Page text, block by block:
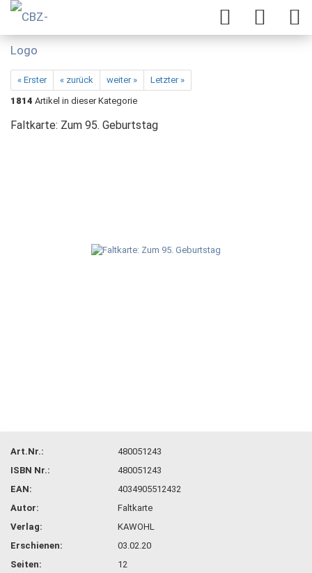
« Erster « zurück weiter »
Letzter »
1814 Artikel in dieser Kategorie
Faltkarte: Zum 95. Geburtstag
Art.Nr.:
480051243
ISBN Nr.:
480051243
EAN:
4034905512432
Autor:
Faltkarte
Verlag:
KAWOHL
Erschienen:
03.02.20
Seiten:
12